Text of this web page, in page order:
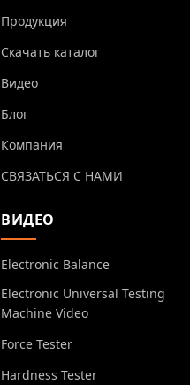
Продукция
Скачать каталог
Видео
Блог
Компания
СВЯЗАТЬСЯ С НАМИ
ВИДЕО
Electronic Balance
Electronic Universal Testing
Machine Video
Force Tester
Hardness Tester